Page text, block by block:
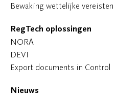
Bewaking wettelijke vereisten
RegTech oplossingen
NORA
DEVI
Export documents in Control
Nieuws